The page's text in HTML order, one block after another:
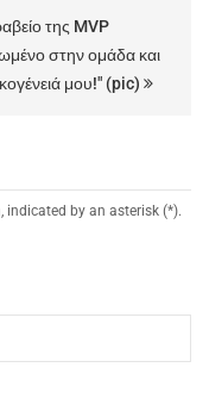
της MVP
στην ομάδα και
μου!" (pic)
indicated by an asterisk (*).